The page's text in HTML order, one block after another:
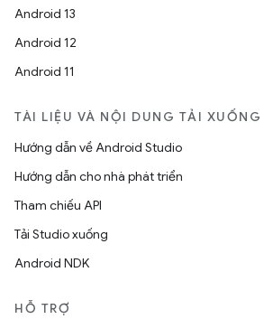
Android 13
Android 12
Android 11
TÀI LIỆU VÀ NỘI DUNG TẢI XUỐNG
Hướng dẫn về Android Studio
Hướng dẫn cho nhà phát triển
Tham chiếu API
Tải Studio xuống
Android NDK
HỖ TRỢ